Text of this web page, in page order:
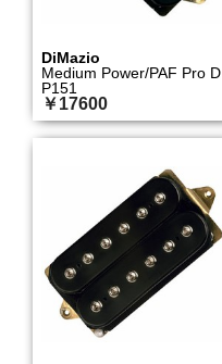
DiMazio
Medium Power/PAF Pro D
P151
￥17600